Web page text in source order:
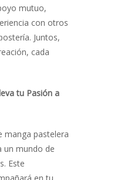
mutuo,
con otros
Juntos,
cada
tu Pasión a
manga pastelera
un mundo de
Este